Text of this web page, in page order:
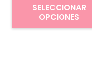
SELECCIONAR
OPCIONES